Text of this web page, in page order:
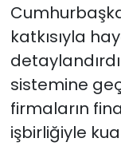
katkısıyla
sistemine
firmaların
işbirliğiyle